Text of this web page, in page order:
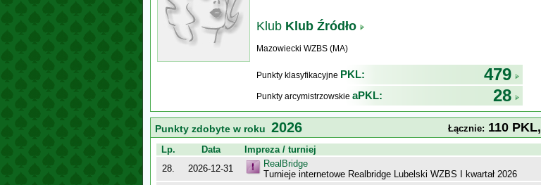
Klub Klub Źródło
Mazowiecki WZBS (MA)
Punkty klasyfikacyjne PKL: 479
Punkty arcymistrzowskie aPKL: 28
Punkty zdobyte w roku 2026 Łącznie: 110 PKL,
Lp. Data Impreza / turniej
28.
2026-12-31
RealBridge
Turnieje internetowe Realbridge Lubelski WZBS I kwartał 2026